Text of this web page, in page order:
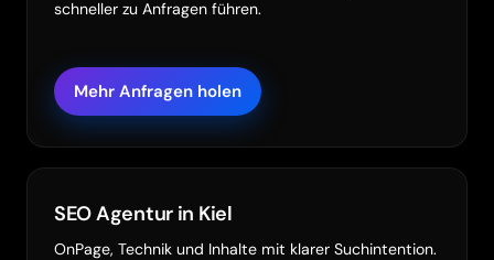
schneller zu Anfragen führen.
Mehr Anfragen holen
SEO Agentur in Kiel
OnPage, Technik und Inhalte mit klarer Suchintention.